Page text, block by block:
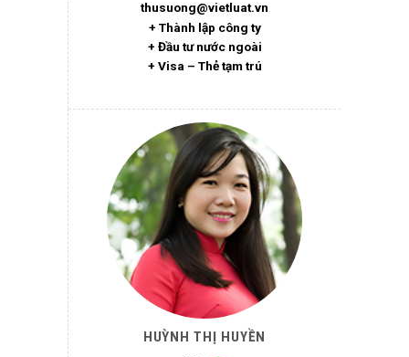
thusuong@vietluat.vn
+ Thành lập công ty
+ Đầu tư nước ngoài
+ Visa – Thẻ tạm trú
HUỲNH THỊ HUYỀN